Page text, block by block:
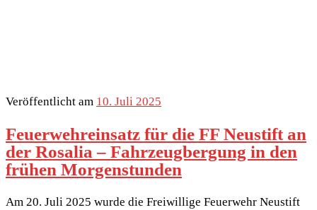
Veröffentlicht am 10. Juli 2025
Feuerwehreinsatz für die FF Neustift an
der Rosalia – Fahrzeugbergung in den
frühen Morgenstunden
Am 20. Juli 2025 wurde die Freiwillige Feuerwehr Neustift